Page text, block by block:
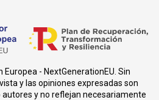
Europea - NextGenerationEU. Sin
y las opiniones expresadas son
y no reflejan necesariamente